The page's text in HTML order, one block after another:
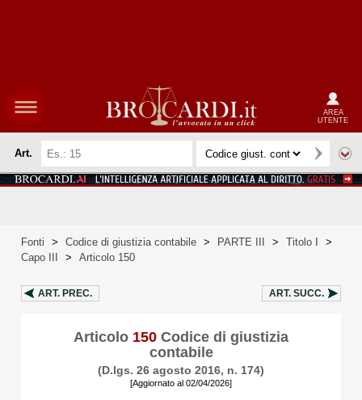
AREA
UTENTE
Art.
Fonti > Codice di giustizia contabile > PARTE III > Titolo I
>
Capo III
> Articolo 150
ART. PREC. ART. SUCC.
Articolo 150 Codice di giustizia
contabile
(D.lgs. 26 agosto 2016, n. 174)
[Aggiornato al 02/04/2026]